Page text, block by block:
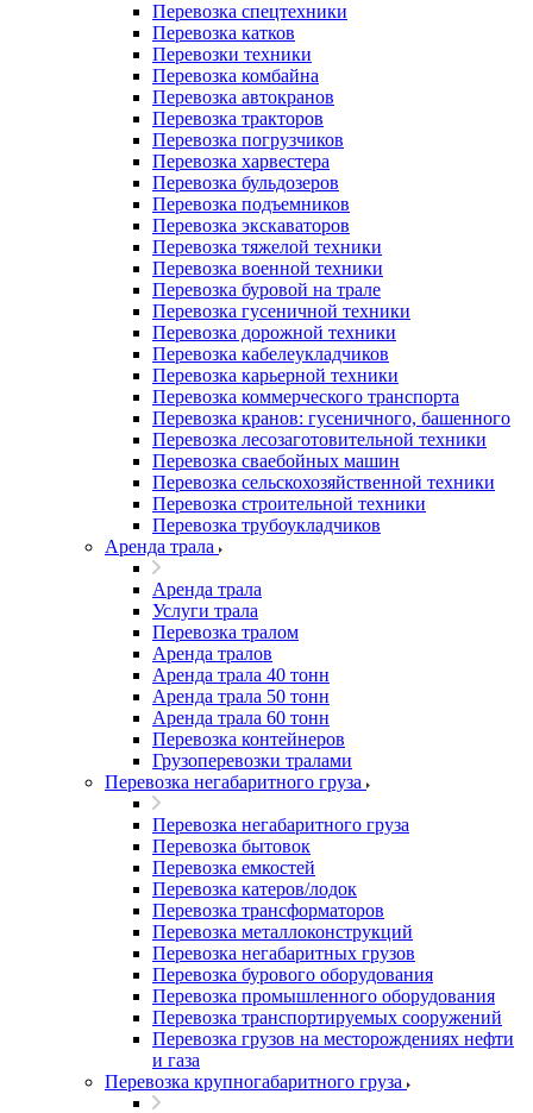
Перевозка спецтехники
Перевозка катков
Перевозки техники
Перевозка комбайна
Перевозка автокранов
Перевозка тракторов
Перевозка погрузчиков
Перевозка харвестера
Перевозка бульдозеров
Перевозка подъемников
Перевозка экскаваторов
Перевозка тяжелой техники
Перевозка военной техники
Перевозка буровой на трале
Перевозка гусеничной техники
Перевозка дорожной техники
Перевозка кабелеукладчиков
Перевозка карьерной техники
Перевозка коммерческого транспорта
Перевозка кранов: гусеничного, башенного
Перевозка лесозаготовительной техники
Перевозка сваебойных машин
Перевозка сельскохозяйственной техники
Перевозка строительной техники
Перевозка трубоукладчиков
Аренда трала
Аренда трала
Услуги трала
Перевозка тралом
Аренда тралов
Аренда трала 40 тонн
Аренда трала 50 тонн
Аренда трала 60 тонн
Перевозка контейнеров
Грузоперевозки тралами
Перевозка негабаритного груза
Перевозка негабаритного груза
Перевозка бытовок
Перевозка емкостей
Перевозка катеров/лодок
Перевозка трансформаторов
Перевозка металлоконструкций
Перевозка негабаритных грузов
Перевозка бурового оборудования
Перевозка промышленного оборудования
Перевозка транспортируемых сооружений
Перевозка грузов на месторождениях нефти
и газа
Перевозка крупногабаритного груза